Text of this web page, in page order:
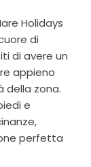
Holidays
di
di avere un
appieno
della zona.
e
perfetta